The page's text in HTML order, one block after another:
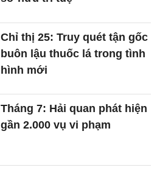
Chỉ thị 25: Truy quét tận gốc
buôn lậu thuốc lá trong tình
hình mới
Tháng 7: Hải quan phát hiện
gần 2.000 vụ vi phạm